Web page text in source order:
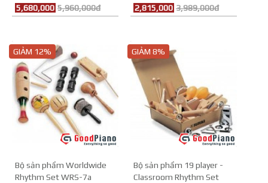
5,680,000 5,960,000đ
2,815,000 3,989,000đ
GIẢM 12%
Bộ sản phẩm Worldwide
Rhythm Set WRS-7a
GIẢM 8%
Bộ sản phẩm 19 player -
Classroom Rhythm Set